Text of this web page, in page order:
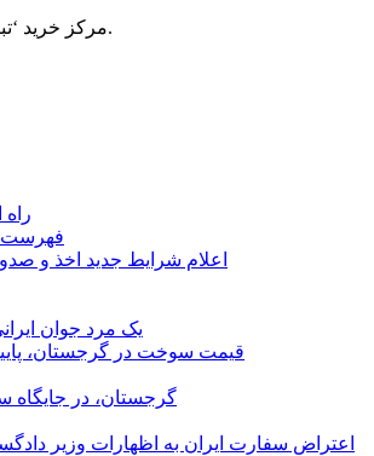
مرکز خرید‘ قرار دارد.
فهرست
اعلام شرایط جدید اخذ و
یک مرد جوان ایرانی، متهم
قیمت سوخت در گرجستان،
گرجستان، در جایگاه
اعتراض سفارت ایران به اظهارات وزیر